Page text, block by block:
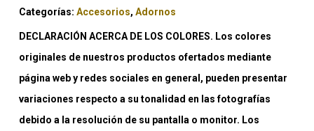
Categorías: Accesorios, Adornos
DECLARACIÓN ACERCA DE LOS COLORES. Los colores
originales de nuestros productos ofertados mediante
página web y redes sociales en general, pueden presentar
variaciones respecto a su tonalidad en las fotografías
debido a la resolución de su pantalla o monitor. Los